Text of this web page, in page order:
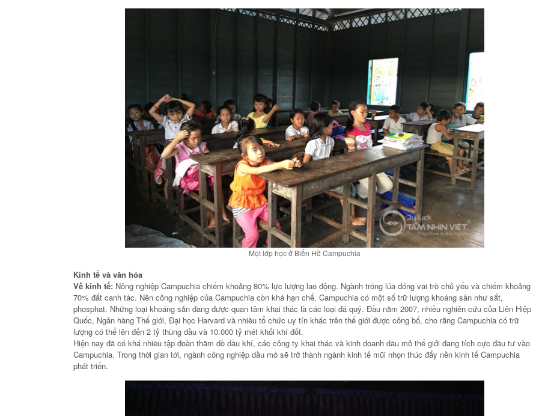
Một lớp học ở Biển Hồ Campuchia
Kinh tế và văn hóa
Về kinh tế: Nông nghiệp Campuchia chiếm khoảng 80% lực lượng lao động. Ngành trồng lúa đóng vai trò chủ yếu và chiếm khoảng
70% đất canh tác. Nền công nghiệp của Campuchia còn khá hạn chế. Campuchia có một số trữ lượng khoáng sản như sắt,
phosphat. Những loại khoáng sản đang được quan tâm khai thác là các loại đá quý. Đầu năm 2007, nhiều nghiên cứu của Liên Hiệp
Quốc, Ngân hàng Thế giới, Đại học Harvard và nhiều tổ chức uy tín khác trên thế giới được công bố, cho rằng Campuchia có trữ
lượng có thể lên đến 2 tỷ thùng dầu và 10.000 tỷ mét khối khí đốt.
Hiện nay đã có khá nhiều tập đoàn thăm dò dầu khí, các công ty khai thác và kinh doanh dầu mỏ thế giới đang tích cực đầu tư vào
Campuchia. Trong thời gian tới, ngành công nghiệp dầu mỏ sẽ trở thành ngành kinh tế mũi nhọn thúc đẩy nền kinh tế Campuchia
phát triển.
Ảnh
KHU NGHỈ DƯỠNG TỐT NHẤT
CHÂU Á TẠI ĐÀ NẴNG – HARNN
HERITAGE SPA
Ảnh
KHU NGHỈ DƯỠNG TỐT NHẤT
CHÂU Á TẠI ĐÀ NẴNG – HARNN
HERITAGE SPA